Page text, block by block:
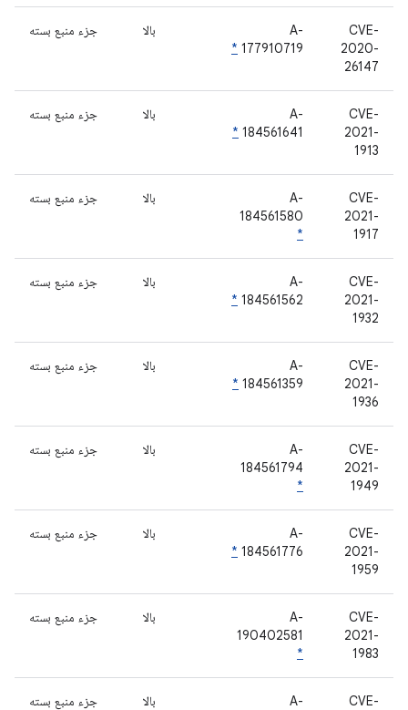
CVE-
2020-
26147
A-
177910719
*
بالا جزء منبع بسته
CVE-
2021-
1913
A-
184561641
*
بالا جزء منبع بسته
CVE-
2021-
1917
A-
184561580
*
بالا جزء منبع بسته
CVE-
2021-
1932
A-
184561562
*
بالا جزء منبع بسته
CVE-
2021-
1936
A-
184561359
*
بالا جزء منبع بسته
CVE-
2021-
1949
A-
184561794
*
بالا جزء منبع بسته
CVE-
2021-
1959
A-
184561776
*
بالا جزء منبع بسته
CVE-
2021-
1983
A-
190402581
*
بالا جزء منبع بسته
CVE-
A-
بالا جزء منبع بسته